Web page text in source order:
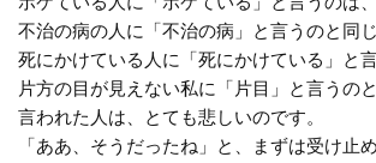
不治の病の人に「不治の病」と言うのと同じ
死にかけている人に「死にかけている」と
片方の目が見えない私に「片目」と言うのと
言われた人は、とても悲しいのです。
「ああ、そうだったね」と、まずは受け止